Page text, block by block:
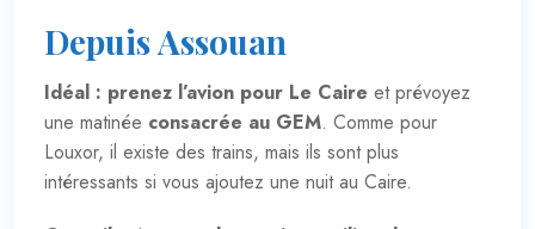
Depuis Assouan
Idéal : prenez l’avion pour Le Caire et prévoyez
une matinée consacrée au GEM. Comme pour
Louxor, il existe des trains, mais ils sont plus
intéressants si vous ajoutez une nuit au Caire.